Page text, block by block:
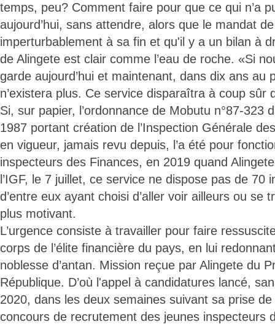
temps, peu? Comment faire pour que ce qui n’a
aujourd’hui, sans attendre, alors que le mandat
imperturbablement à sa fin et qu'il y a un bilan à
de Alingete est clair comme l’eau de roche. «Si
garde aujourd’hui et maintenant, dans dix ans au
n’existera plus. Ce service disparaîtra à coup sûr
Si, sur papier, l’ordonnance de Mobutu n°87-323
1987 portant création de l’Inspection Générale
en vigueur, jamais revu depuis, l’a été pour
inspecteurs des Finances, en 2019 quand
l’IGF, le 7 juillet, ce service ne dispose pas de 70
d’entre eux ayant choisi d’aller voir ailleurs ou se
plus motivant.
L’urgence consiste à travailler pour faire
corps de l’élite financière du pays, en lui
noblesse d’antan. Mission reçue par Alingete du
République. D’où l'appel à candidatures lancé,
2020, dans les deux semaines suivant sa prise
concours de recrutement des jeunes inspecteurs